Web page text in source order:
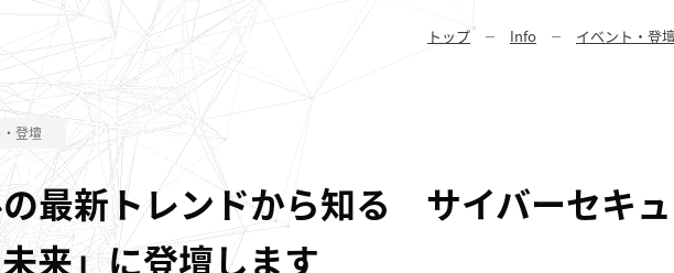
トップ Info イベント・登
登壇
最新トレンドから知る サイバーセキュ
来」に登壇します